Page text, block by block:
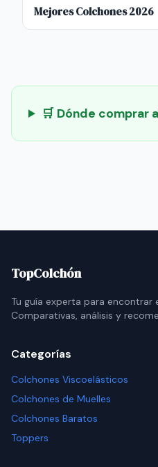
Mejores Colchones 2026
🛒 Dónde comprar
TopColchón
Tu guía experta para encontrar
Comparativas, análisis y
Categorías
Colchones Viscoelásticos
Colchones de Muelles
Colchones Baratos
Toppers